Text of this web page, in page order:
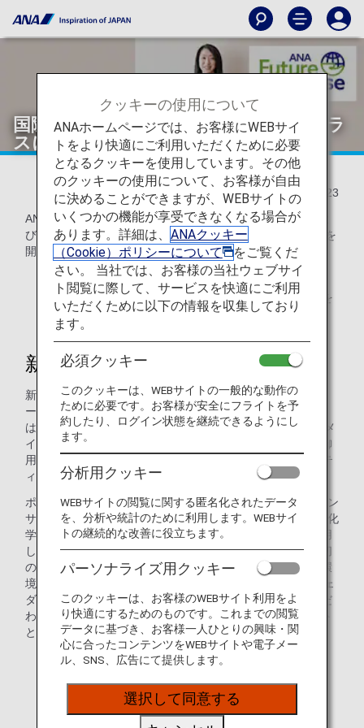
国際線ファーストクラス、ビジネスクラ
スに新アメニティキットを導入
2024/04/23
ANAは、2024年1月より順次、国際線ファーストクラスおよ
びビジネスクラス（*）に、新たなアメニティキットの提供を
開始いたしました。
ビジネスクラスの提供路線： 欧米路線（ホノルル線を
除く）、オセアニア路線（シドニー、パース線）
新たなアメニティポーチの開発
新たなアメニティポーチは、「ETTINGER（エッティンガ
ー）」とコラボレーションして開発しました。ETTINGER
は、1934年創業の最高級のレザーを使用した製品をハンドメ
イドで作り続けている、鮮やかな発色が特徴的な英国王室御
用達のレザーグッズメーカーです。ETTINGERとのアメニテ
ィポーチの開発は、航空会社として世界で初めてです。
ポーチの中身には、ファーストクラスでは、「SENSAI（セン
サイ）」のキットをご用意しています。SENSAIは、農薬や化
学肥料を使わない循環型農園で栽培している原料を一部使用
した日本発のブランドです。またビジネスクラスでは、一切
の動物実験を行わず、天然資源由来の素材を使用するなど環
境ポリシーに基づく製品開発にこだわった「AVEDA（アヴェ
ダ）」のキットをご提供しています。香りや使用感にもこだ
わり、乾燥しがちな機内で快適にお過ごしいただけるキット
となっています。
クッキーの使用について
ANAホームページでは、お客様にWEBサイ
トをより快適にご利用いただくために必要
となるクッキーを使用しています。その他
のクッキーの使用について、お客様が自由
に決めることができますが、WEBサイトの
いくつかの機能が享受できなくなる場合が
あります。詳細は、 ANAクッキー
（Cookie）ポリシーについて
をご覧くだ
さい。 当社では、お客様の当社ウェブサイ
ト閲覧に際して、サービスを快適にご利用
いただくために以下の情報を収集しており
ます。
必須クッキー
このクッキーは、WEBサイトの一般的な動作の
ために必要です。お客様が安全にフライトを予
約したり、ログイン状態を継続できるようにし
ます。
分析用クッキー
WEBサイトの閲覧に関する匿名化されたデータ
を、分析や統計のために利用します。WEBサイ
トの継続的な改善に役立ちます。
パーソナライズ用クッキー
このクッキーは、お客様のWEBサイト利用をよ
り快適にするためのものです。これまでの閲覧
データに基づき、お客様一人ひとりの興味・関
心に合ったコンテンツをWEBサイトや電子メー
ル、SNS、広告にて提供します。
選択して同意する